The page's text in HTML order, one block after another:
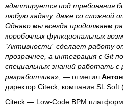
адаптируется под требования
любую задачу, даже со сложной
Однако мы всегда продолжаем
коробочных функциональных
“Активности” сделает работу
прозрачнее, а интеграция с Git
специальных знаний работать с
разработчика» , — отметил
директор Citeck, компания SL Soft
Citeck — Low-Code BPM